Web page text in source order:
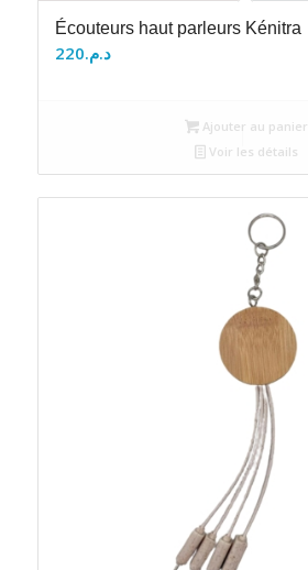
Écouteurs haut parleurs Kénitra
د.م.220
Ajouter au panier
Voir les détails